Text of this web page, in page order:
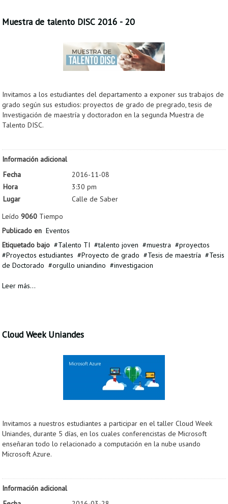
Muestra de talento DISC 2016 - 20
Invitamos a los estudiantes del departamento a exponer sus trabajos de
grado según sus estudios: proyectos de grado de pregrado, tesis de
Investigación de maestría y doctoradon en la segunda Muestra de
Talento DISC.
Información adicional
Fecha
2016-11-08
Hora
3:30 pm
Lugar
Calle de Saber
Leído 9060 Tiempo
Publicado en Eventos
Etiquetado bajo
Talento TI talento joven muestra
proyectos
Proyectos estudiantes
Proyecto de grado Tesis de maestría
Tesis
de Doctorado
orgullo uniandino investigacion
Leer más...
Cloud Week Uniandes
Invitamos a nuestros estudiantes a participar en el taller Cloud Week
Uniandes, durante 5 días, en los cuales conferencistas de Microsoft
enseñaran todo lo relacionado a computación en la nube usando
Microsoft Azure.
Información adicional